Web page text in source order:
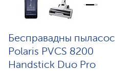
Бесправадны пыласос
Polaris PVCS 8200
Handstick Duo Pro